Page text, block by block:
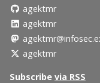
agektmr
agektmr
agektmr
Subscribe via RSS